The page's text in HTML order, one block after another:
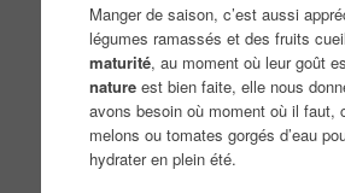
Manger de saison, c’est aussi
légumes ramassés et des fruits
maturité, au moment où leur goût
nature est bien faite, elle nous
avons besoin où moment où il faut,
melons ou tomates gorgés d’eau
hydrater en plein été.